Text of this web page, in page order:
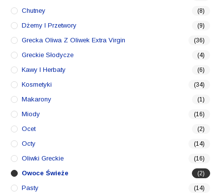
Chutney (8)
Dżemy I Przetwory (9)
Grecka Oliwa Z Oliwek Extra Virgin (36)
Greckie Słodycze (4)
Kawy I Herbaty (6)
Kosmetyki (34)
Makarony (1)
Miody (16)
Ocet (2)
Octy (14)
Oliwki Greckie (16)
Owoce Świeże (2)
Pasty (14)